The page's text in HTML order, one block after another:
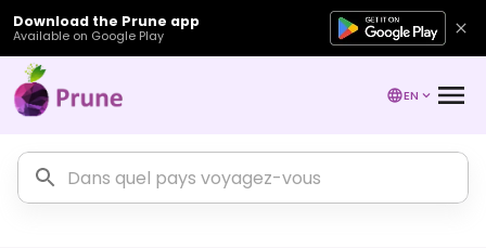
Download the Prune app
Available on Google Play
EN